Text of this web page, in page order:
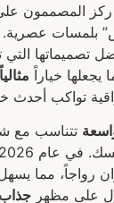
حيث ركز
بلمسات
تصميماتها
يجعلها خياراً مثالياً
تواكب أحدث
تتناسب مع
رواجاً، مما
على مظهر جذاب